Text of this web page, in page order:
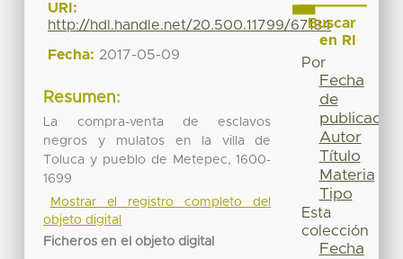
URI:
http://hdl.handle.net/20.500.11799/67134
Fecha: 2017-05-09
Resumen:
La compra-venta de esclavos
negros y mulatos en la villa de
Toluca y pueblo de Metepec, 1600-
1699
Mostrar el registro completo del
objeto digital
Ficheros en el objeto digital
Buscar
en RI
Por
Fecha
de
publicación
Autor
Título
Materia
Tipo
Esta
colección
Fecha